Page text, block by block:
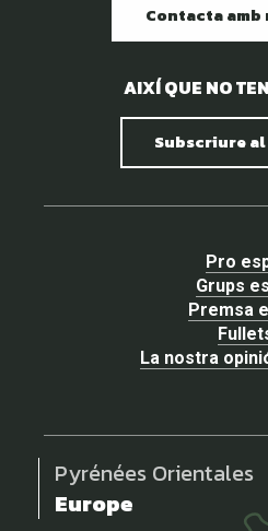
Contacta amb
AIXÍ QUE NO
Subscriure
Pro
Grups
Premsa
La nostra
Pyrénées Orientales
Europe